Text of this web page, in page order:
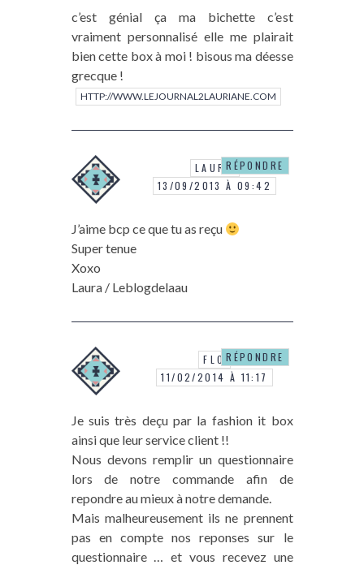
c’est génial ça ma bichette c’est
vraiment personnalisé elle me plairait
bien cette box à moi ! bisous ma déesse
grecque !
HTTP://WWW.LEJOURNAL2LAURIANE.COM
LAURA
13/09/2013 À 09:42
J’aime bcp ce que tu as reçu
Super tenue
Xoxo
Laura / Leblogdelaau
RÉPONDRE
FLO
11/02/2014 À 11:17
Je suis très deçu par la fashion it box
ainsi que leur service client !!
Nous devons remplir un questionnaire
lors de notre commande afin de
repondre au mieux à notre demande.
Mais malheureusement ils ne prennent
pas en compte nos reponses sur le
questionnaire … et vous recevez une
RÉPONDRE